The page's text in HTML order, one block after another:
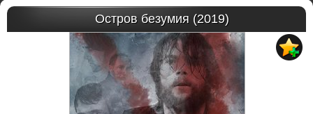
Остров безумия (2019)